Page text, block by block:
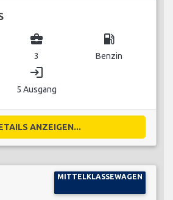
business_center
3
local_gas_station
Benzin
login
5 Ausgang
ANZEIGEN...
MITTELKLASSEWAGEN